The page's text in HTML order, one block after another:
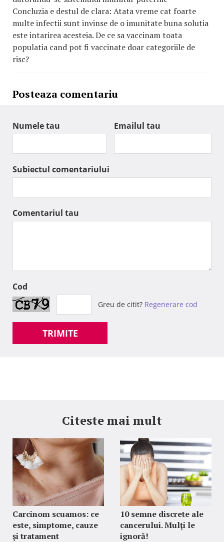
Concluzia e destul de clara: Atata vreme cat foarte
multe infectii sunt invinse de o imunitate buna solutia
este intarirea acesteia. De ce sa vaccinam toata
populatia cand pot fi vaccinate doar categoriile de
risc?
Posteaza comentariu
Numele tau Emailul tau
Subiectul comentariului
Comentariul tau
Cod
Greu de citit? Regenerare cod
TRIMITE
Citeste mai mult
Carcinom scuamos: ce
este, simptome, cauze
și tratament
10 semne discrete ale
cancerului. Mulți le
ignoră!